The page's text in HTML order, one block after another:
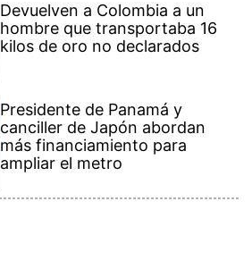
Devuelven a Colombia a un
hombre que transportaba 16
kilos de oro no declarados
Presidente de Panamá y
canciller de Japón abordan
más financiamiento para
ampliar el metro